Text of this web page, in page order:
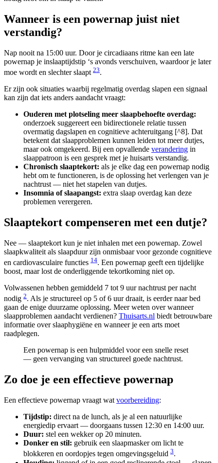
Wanneer is een powernap juist niet
verstandig?
Nap nooit na 15:00 uur. Door je circadiaans ritme kan een late
powernap je inslaaptijdstip ‘s avonds verschuiven, waardoor je later
moe wordt en slechter slaapt 23.
Er zijn ook situaties waarbij regelmatig overdag slapen een signaal
kan zijn dat iets anders aandacht vraagt:
Ouderen met plotseling meer slaapbehoefte overdag:
onderzoek suggereert een bidirectionele relatie tussen
overmatig dagslapen en cognitieve achteruitgang [^8]. Dat
betekent dat slaapproblemen kunnen leiden tot meer dutjes,
maar ook omgekeerd. Bij een opvallende verandering in
slaappatroon is een gesprek met je huisarts verstandig.
Chronisch slaaptekort: als je elke dag een powernap nodig
hebt om te functioneren, is de oplossing het verlengen van je
nachtrust — niet het stapelen van dutjes.
Insomnia of slaapangst: extra slaap overdag kan deze
problemen verergeren.
Slaaptekort compenseren met een dutje?
Nee — slaaptekort kun je niet inhalen met een powernap. Zowel
slaapkwaliteit als slaapduur zijn onmisbaar voor gezonde cognitieve
en cardiovasculaire functies 1 4. Een powernap geeft een tijdelijke
boost, maar lost de onderliggende tekortkoming niet op.
Volwassenen hebben gemiddeld 7 tot 9 uur nachtrust per nacht
nodig 2. Als je structureel op 5 of 6 uur draait, is eerder naar bed
gaan de enige duurzame oplossing. Meer weten over wanneer
slaapproblemen aandacht verdienen? Thuisarts.nl biedt betrouwbare
informatie over slaaphygiëne en wanneer je een arts moet
raadplegen.
Een powernap is een hulpmiddel voor een snelle reset
— geen vervanging van structureel goede nachtrust.
Zo doe je een effectieve powernap
Een effectieve powernap vraagt wat voorbereiding:
Tijdstip: direct na de lunch, als je al een natuurlijke
energiedip ervaart — doorgaans tussen 12:30 en 14:00 uur.
Duur: stel een wekker op 20 minuten.
Donker en stil: gebruik een slaapmasker om licht te
blokkeren en oordopjes tegen omgevingsgeluid 3.